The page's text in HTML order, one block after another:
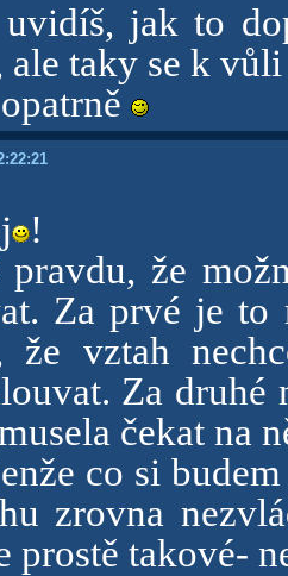
jak to
ale taky se k
!
pravdu, že
Za prvé je to
že vztah
Za druhé
čekat na
co si
zrovna
prostě takové-